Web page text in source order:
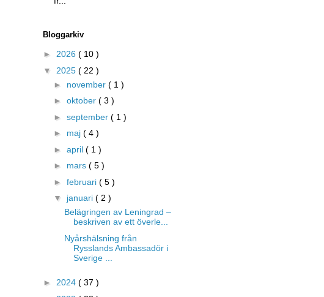
Bloggarkiv
► 2026 ( 10 )
▼ 2025 ( 22 )
► november ( 1 )
► oktober ( 3 )
► september ( 1 )
► maj ( 4 )
► april ( 1 )
► mars ( 5 )
► februari ( 5 )
▼ januari ( 2 )
Belägringen av Leningrad –
beskriven av ett överle...
Nyårshälsning från
Rysslands Ambassadör i
Sverige ...
► 2024 ( 37 )